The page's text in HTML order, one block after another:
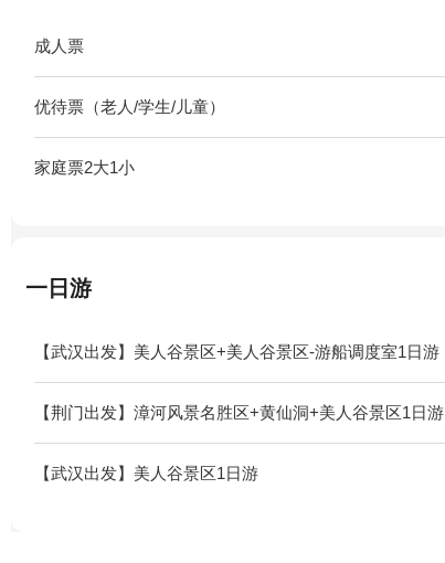
成人票
优待票（老人/学生/儿童）
家庭票2大1小
一日游
【武汉出发】美人谷景区+美人谷景区-游船调度室1日游
【荆门出发】漳河风景名胜区+黄仙洞+美人谷景区1日游
【武汉出发】美人谷景区1日游